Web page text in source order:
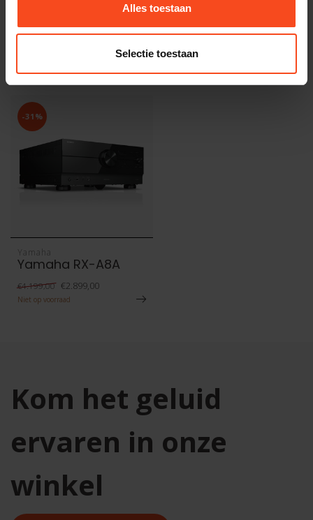
Alles toestaan
Selectie toestaan
Recent bekeken
-31%
Yamaha
Yamaha RX-A8A
€4.199,00 €2.899,00
Niet op voorraad
Kom het geluid
ervaren in onze
winkel